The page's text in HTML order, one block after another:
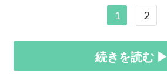
1 2
続きを読む ▶